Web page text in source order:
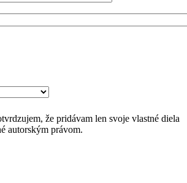
že pridávam len svoje vlastné diela
autorským právom.